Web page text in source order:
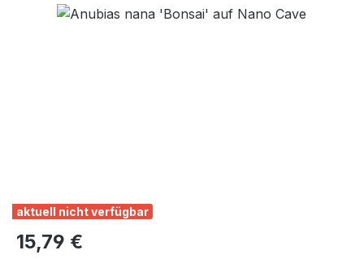
Bildergalerie überspringen
aktuell nicht verfügbar
Regulärer Preis:
15,79 €